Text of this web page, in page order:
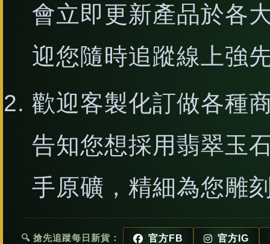
會立即更新產品於各
迎您隨時追蹤線上強
歡迎客製化訂做各種
告知您想採用翡翠玉
手原礦，精細為您雕
🔍 搶先追蹤每日新貨： 官方FB 官方IG